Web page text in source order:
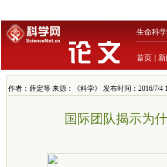
生命科学
首页
作者：薛定等 来源：《科学》 发布时间：2016/7/4
国际团队揭示为